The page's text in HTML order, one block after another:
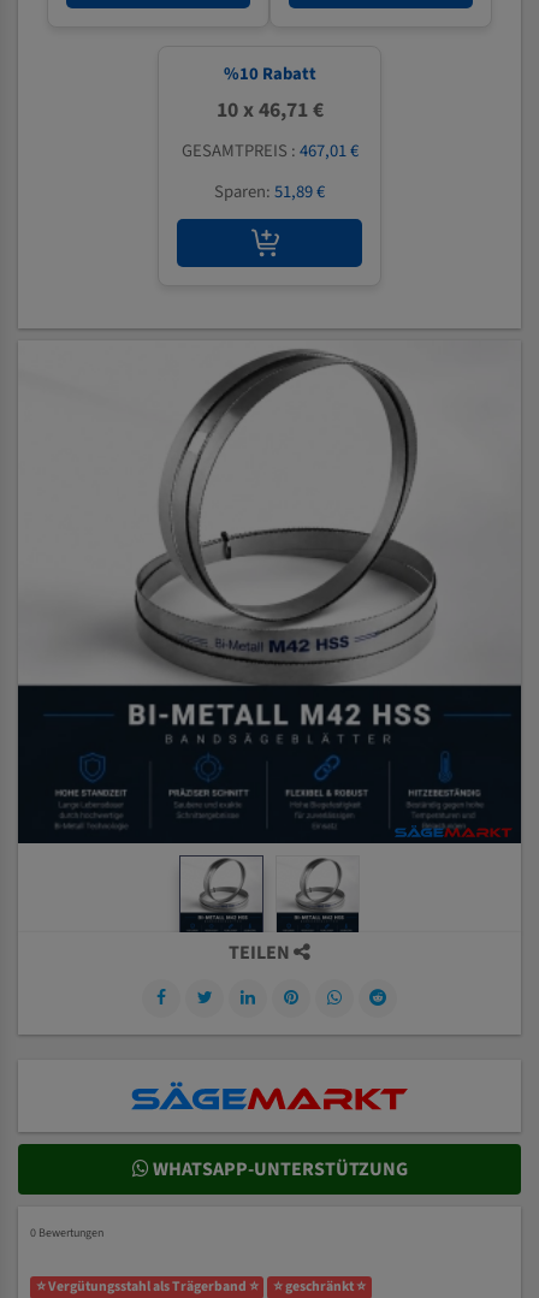
%10 Rabatt
10 x 46,71 €
GESAMTPREIS :467,01 €
Sparen:51,89 €
TEILEN
WHATSAPP-UNTERSTÜTZUNG
0 Bewertungen
⭐ Vergütungsstahl als Trägerband ⭐
⭐ geschränkt ⭐